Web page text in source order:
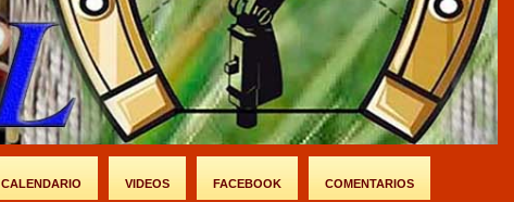
CALENDARIO VIDEOS FACEBOOK COMENTARIOS